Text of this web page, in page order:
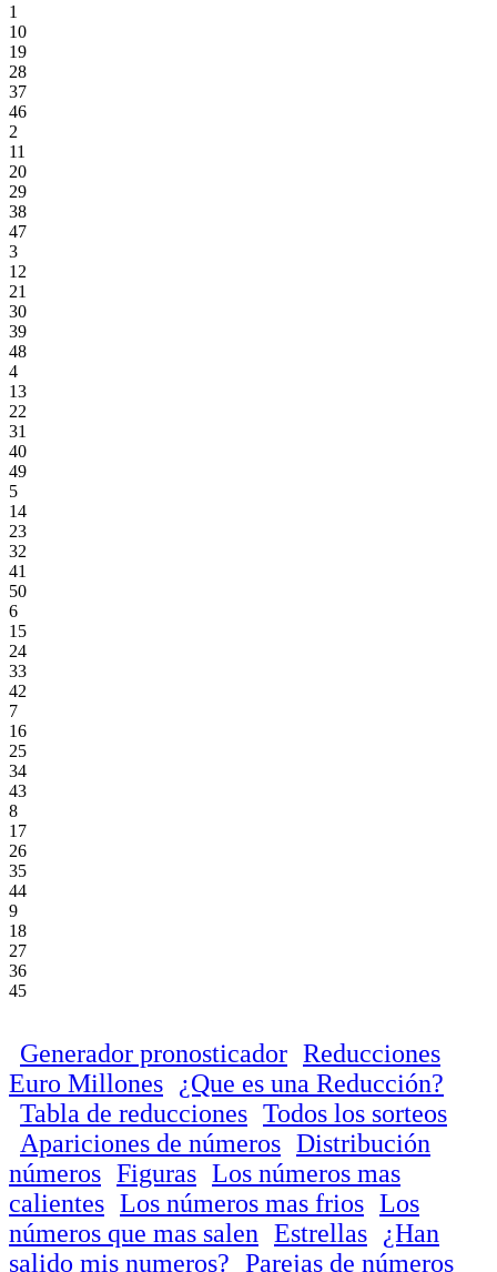
1
10
19
28
37
46
2
11
20
29
38
47
3
12
21
30
39
48
4
13
22
31
40
49
5
14
23
32
41
50
6
15
24
33
42
7
16
25
34
43
8
17
26
35
44
9
18
27
36
45
Generador pronosticador Reducciones
Euro Millones
¿Que es una Reducción?
Tabla de reducciones Todos los sorteos
Apariciones de números Distribución
números Figuras Los números mas
calientes Los números mas frios Los
números que mas salen Estrellas
¿Han
salido mis numeros? Parejas de números